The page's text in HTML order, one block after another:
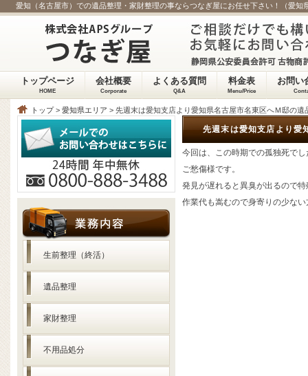
愛知（名古屋市）での遺品整理・家財整理の事ならつなぎ屋にお任せ下さい！（愛知
トップページ
HOME
会社概要
Corporate
よくある質問
Q&A
料金表
Menu/Price
お問い
トップ> 愛知県エリア > 先週末は愛知支店より愛知県名古屋市名東区へＭ邸の
先週末は愛知支店より愛
今回は、この時期での孤独死でし
ご愁傷様です。
発見が遅れると異臭が出るので
作業代も嵩むので身寄りの少な
生前整理（終活）
遺品整理
家財整理
不用品処分